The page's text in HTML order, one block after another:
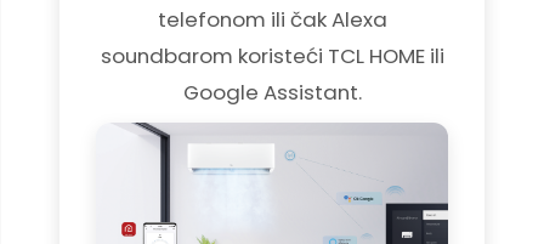
telefonom ili čak Alexa
soundbarom koristeći TCL HOME ili
Google Assistant.